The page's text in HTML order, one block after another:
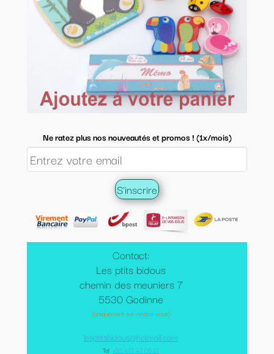
Contact:
Les ptits bidous
chemin des meuniers 7
5530 Godinne
(uniquement sur rendez-vous)
lesptitsbidous@hotmail.com
Tel: +32 477 47 05 17
Ne ratez plus nos nouveautés et promos ! (1x/mois)